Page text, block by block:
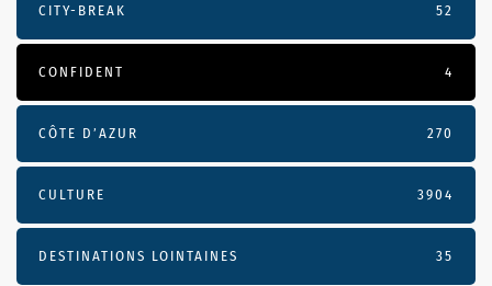
CITY-BREAK 52
CONFIDENT 4
CÔTE D’AZUR 270
CULTURE 3904
DESTINATIONS LOINTAINES 35